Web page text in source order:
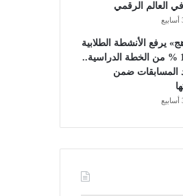
في العالم الرقمي
يرفع الأنشطة الطلابية
إلى 10 % من الخطة الدراسية..
المسابقات ضمن